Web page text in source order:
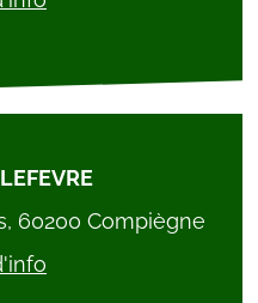
60200 Compiègne